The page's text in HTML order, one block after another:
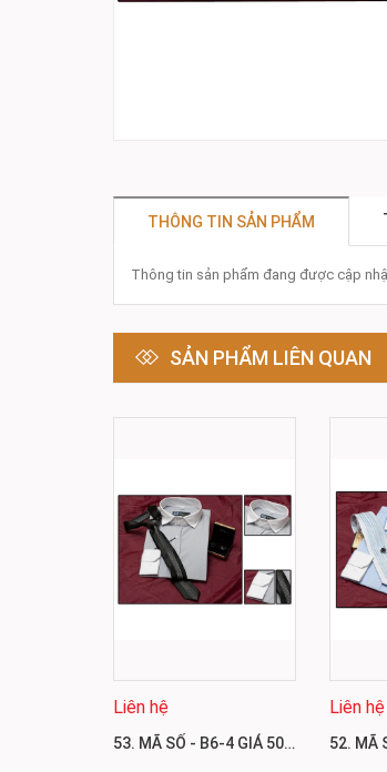
THÔNG TIN SẢN PHẨM
Thông tin sản phẩm đang được cập
SẢN PHẨM LIÊN QUAN
Liên hệ
53. MÃ SỐ - B6-4 GIÁ 500.000
Liên hệ